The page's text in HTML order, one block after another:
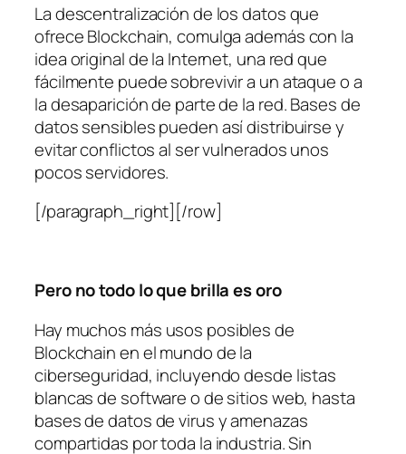
La descentralización de los datos que
ofrece Blockchain, comulga además con la
idea original de la Internet, una red que
fácilmente puede sobrevivir a un ataque o a
la desaparición de parte de la red. Bases de
datos sensibles pueden así distribuirse y
evitar conflictos al ser vulnerados unos
pocos servidores.
[/paragraph_right][/row]
Pero no todo lo que brilla es oro
Hay muchos más usos posibles de
Blockchain en el mundo de la
ciberseguridad, incluyendo desde listas
blancas de software o de sitios web, hasta
bases de datos de virus y amenazas
compartidas por toda la industria. Sin